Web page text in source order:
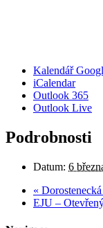
Kalendář
iCalendar
Outlook 365
Outlook Live
Podrobnosti
Datum: 6
«
EJU –